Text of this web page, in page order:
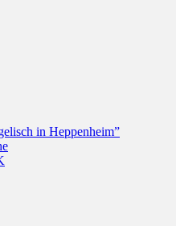
in Heppenheim”